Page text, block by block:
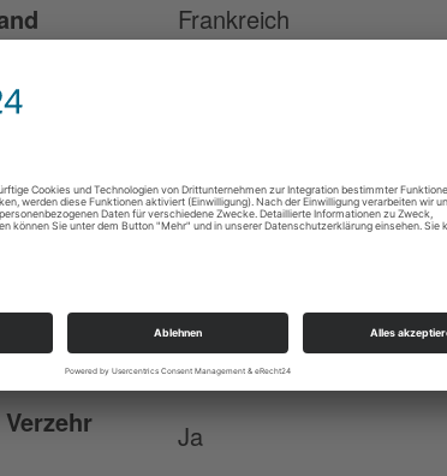
Frankreich
Nein
Nein
weich, cremig, nach
Blauschimmel
Ja